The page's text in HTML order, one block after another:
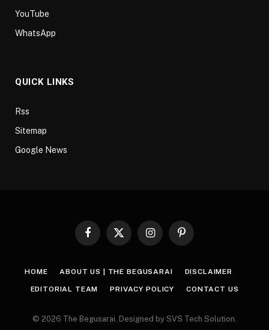
YouTube
WhatsApp
QUICK LINKS
Rss
Sitemap
Google News
Facebook
X
InstagramPinterest
HOME ABOUT US | THE BEGUSARAI DISCLAIMER
EDITORIAL TEAM PRIVACY POLICY CONTACT US
© 2026 The Begusarai. Designed by SVS Tech Solution.